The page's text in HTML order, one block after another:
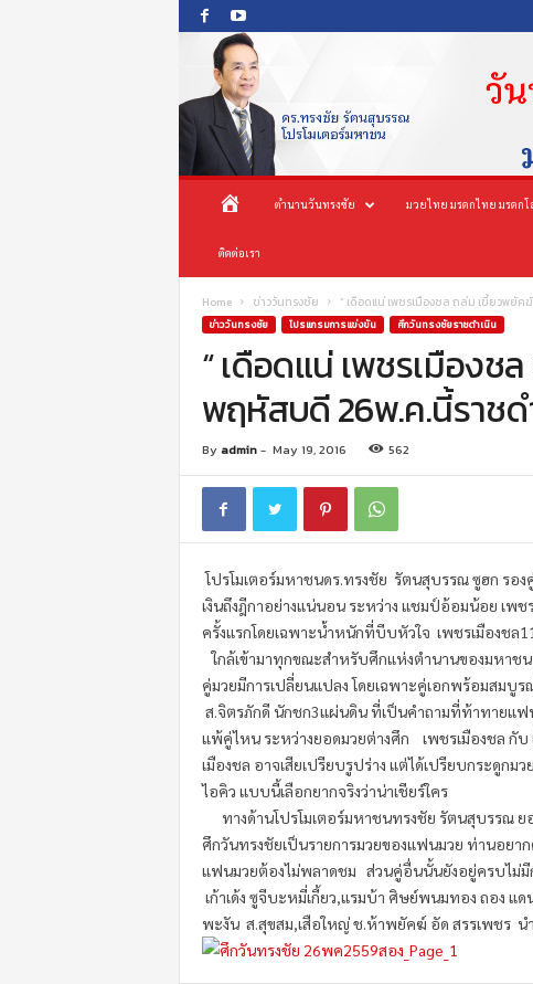
O
o
น้
า
แ
ก
ตำนานวันทรงชัย มวยไทย มรดกไทย มรดกโ
ติดต่อเรา
Home ข่าววันทรงชัย “ เดือดแน่ เพชรเมืองชล ถล่ม เขี้ยวพยัค
ข่าววันทรงชัย โปรแกรมการแข่งขัน ศึกวันทรงชัยราชดำเนิน
“ เดือดแน่ เพชรเมืองช
พฤหัสบดี 26พ.ค.นี้ราชด
By admin- May 19, 2016 562
โปรโมเตอร์มหาชนดร.ทรงชัย รัตนสุบรรณ ซูฮก ร
เงินถึงฎีกาอย่างแน่นอน ระหว่าง แชมป์อ้อมน้อย เพ
ครั้งแรกโดยเฉพาะน้ำหนักที่บีบหัวใจ เพชรเมืองชล
ใกล้เข้ามาทุกขณะสำหรับศึกแห่งตำนานของมหาช
คู่มวยมีการเปลี่ยนแปลง โดยเฉพาะคู่เอกพร้อมสมบู
ส.จิตรภักดี นักชก3แผ่นดิน ที่เป็นคำถามที่ท้าทายแฟ
แพ้คู่ไหน ระหว่างยอดมวยต่างศึก เพชรเมืองชล กั
เมืองชล อาจเสียเปรียบรูปร่าง แต่ได้เปรียบกระดูกมว
ไอคิว แบบนี้เลือกยากจริงว่าน่าเชียร์ใคร
ทางด้านโปรโมเตอร์มหาชนทรงชัย รัตนสุบรรณ
ศึกวันทรงชัยเป็นรายการมวยของแฟนมวย ท่านอยา
แฟนมวยต้องไม่พลาดชม ส่วนคู่อื่นนั้นยังอยู่ครบไม่มี
เก้าเด้ง ซูจีบะหมี่เกี้ยว,แรมบ้า ศิษย์พนมทอง ถอง
พะงัน ส.สุขสม,เสือใหญ่ ช.ห้าพยัคฆ์ อัด สรรเพชร น